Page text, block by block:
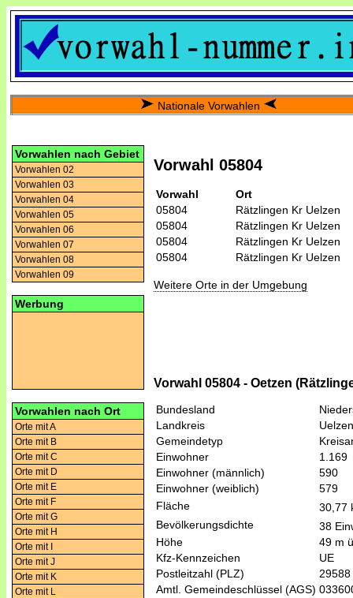
Nationale Vorwahlen
Vorwahlen nach Gebiet
Vorwahlen 02
Vorwahlen 03
Vorwahlen 04
Vorwahlen 05
Vorwahlen 06
Vorwahlen 07
Vorwahlen 08
Vorwahlen 09
Werbung
Vorwahlen nach Ort
Orte mit A
Orte mit B
Orte mit C
Orte mit D
Orte mit E
Orte mit F
Orte mit G
Orte mit H
Orte mit I
Orte mit J
Orte mit K
Orte mit L
Vorwahl 05804
Vorwahl
Ort
05804
Rätzlingen Kr Uelzen
05804
Rätzlingen Kr Uelzen
05804
Rätzlingen Kr Uelzen
05804
Rätzlingen Kr Uelzen
Weitere Orte in der Umgebung
Vorwahl 05804 - Oetzen
Bundesland
Landkreis
Uelzen
Gemeindetyp
Einwohner
1.169
Einwohner (männlich)
590
Einwohner (weiblich)
579
Fläche
30,77
Bevölkerungsdichte
38
Höhe
49 m
Kfz-Kennzeichen
UE
Postleitzahl (PLZ)
29588
Amtl. Gemeindeschlüssel (AGS)